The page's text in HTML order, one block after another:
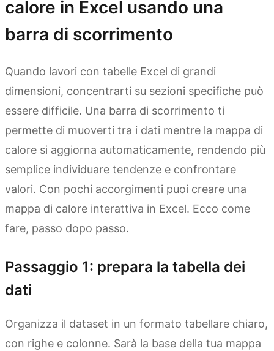
calore in Excel usando una
barra di scorrimento
Quando lavori con tabelle Excel di grandi
dimensioni, concentrarti su sezioni specifiche può
essere difficile. Una barra di scorrimento ti
permette di muoverti tra i dati mentre la mappa di
calore si aggiorna automaticamente, rendendo più
semplice individuare tendenze e confrontare
valori. Con pochi accorgimenti puoi creare una
mappa di calore interattiva in Excel. Ecco come
fare, passo dopo passo.
Passaggio 1: prepara la tabella dei
dati
Organizza il dataset in un formato tabellare chiaro,
con righe e colonne. Sarà la base della tua mappa